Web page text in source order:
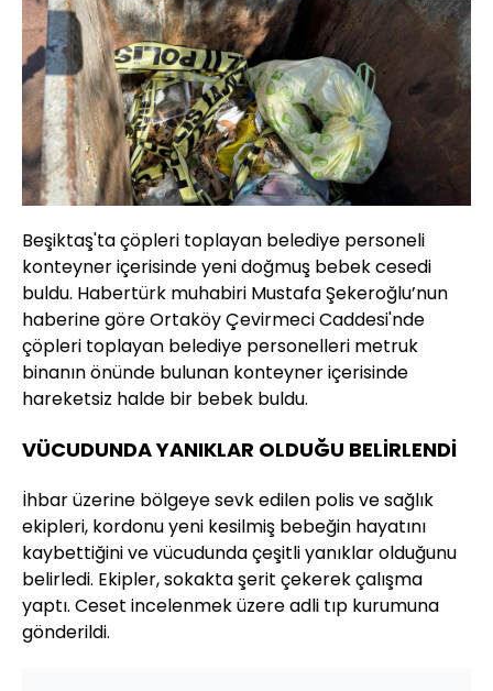
Beşiktaş'ta çöpleri toplayan belediye personeli
konteyner içerisinde yeni doğmuş bebek cesedi
buldu. Habertürk muhabiri Mustafa Şekeroğlu’nun
haberine göre Ortaköy Çevirmeci Caddesi'nde
çöpleri toplayan belediye personelleri metruk
binanın önünde bulunan konteyner içerisinde
hareketsiz halde bir bebek buldu.
VÜCUDUNDA YANIKLAR OLDUĞU BELİRLENDİ
İhbar üzerine bölgeye sevk edilen polis ve sağlık
ekipleri, kordonu yeni kesilmiş bebeğin hayatını
kaybettiğini ve vücudunda çeşitli yanıklar olduğunu
belirledi. Ekipler, sokakta şerit çekerek çalışma
yaptı. Ceset incelenmek üzere adli tıp kurumuna
gönderildi.